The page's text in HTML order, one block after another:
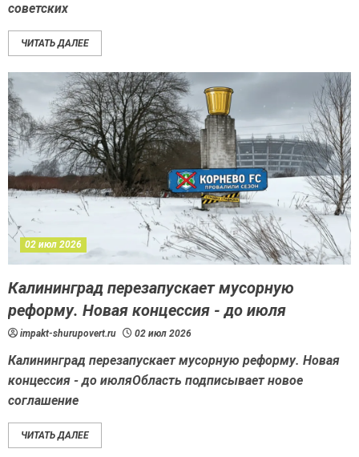
советских
ЧИТАТЬ ДАЛЕЕ
02 июл 2026
Калининград перезапускает мусорную
реформу. Новая концессия - до июля
impakt-shurupovert.ru 02 июл 2026
Калининград перезапускает мусорную реформу. Новая
концессия - до июляОбласть подписывает новое
соглашение
ЧИТАТЬ ДАЛЕЕ